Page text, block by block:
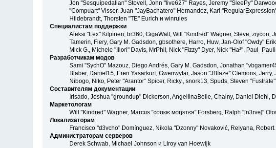
Jon "Sesquipedalian" Stovell, John "live627" Rayes, Jeremy "SleePy"
"Compuart" Visser, Juan "JayBachatero" Hernandez, Karl
Hildebrandt, Thorsten "TE" Eurich и winrules
Специалистам поддержки
Aleksi "Lex" Kilpinen, br360, GigaWatt, Will "Kindred" Wagner, Steve, ziycon,
Tamerin, Fiery, Gary M. Gadsdon, gbsothere, Harro, Huw, Jan-Olof "Owdy"
Mick G., Michele "Illori" Davis, MrPhil, Nick "Fizzy" Dyer, Nick "Ha²",
Разработчикам модов
Sami "SychO" Mazouz, Diego Andrés, Gary M. Gadsdon, Jonathan
Blaber, Daniel15, Eren Yasarkurt, Gwenwyfar, Jason "JBlaze" Clemons,
Nibogo, Niko, Peter "Arantor" Spicer, Ricky., snork13, Spuds, Steven
Составителям документации
Irisado, Joshua "groundup" Dickerson, AngellinaBelle, Chainy, Daniel
Маркетологам
Will "Kindred" Wagner, Marcus "cσσкιє мσηѕтєя" Forsberg, Ralph "[n3rve]"
Локализаторам
Francisco "d3vcho" Domínguez, Nikola "Dzonny" Novaković, Relyana,
Администраторам серверов
Derek Schwab, Michael Johnson и Liroy van Hoewijk